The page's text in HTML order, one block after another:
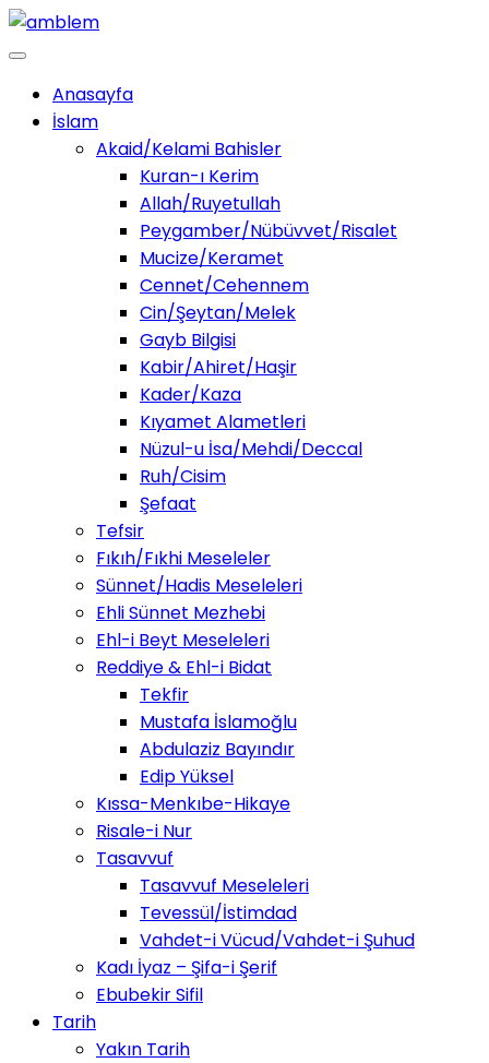
Anasayfa
İslam
Akaid/Kelami Bahisler
Kuran-ı Kerim
Allah/Ruyetullah
Peygamber/Nübüvvet/Risalet
Mucize/Keramet
Cennet/Cehennem
Cin/Şeytan/Melek
Gayb Bilgisi
Kabir/Ahiret/Haşir
Kader/Kaza
Kıyamet Alametleri
Nüzul-u İsa/Mehdi/Deccal
Ruh/Cisim
Şefaat
Tefsir
Fıkıh/Fıkhi Meseleler
Sünnet/Hadis Meseleleri
Ehli Sünnet Mezhebi
Ehl-i Beyt Meseleleri
Reddiye & Ehl-i Bidat
Tekfir
Mustafa İslamoğlu
Abdulaziz Bayındır
Edip Yüksel
Kıssa-Menkıbe-Hikaye
Risale-i Nur
Tasavvuf
Tasavvuf Meseleleri
Tevessül/İstimdad
Vahdet-i Vücud/Vahdet-i Şuhud
Kadı İyaz – Şifa-i Şerif
Ebubekir Sifil
Tarih
Yakın Tarih